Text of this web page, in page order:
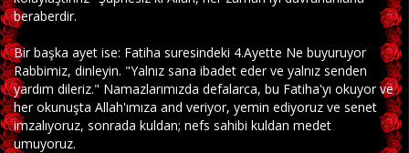
beraberdir.
Bir başka ayet ise: Fatiha suresindeki 4.Ayette Ne buyuruyor
Rabbimiz, dinleyin. "Yalnız sana ibadet eder ve yalnız senden
yardım dileriz." Namazlarımızda defalarca, bu Fatiha'yı okuyor ve
her okunuşta Allah'ımıza and veriyor, yemin ediyoruz ve senet
imzalıyoruz, sonrada kuldan; nefs sahibi kuldan medet
umuyoruz.